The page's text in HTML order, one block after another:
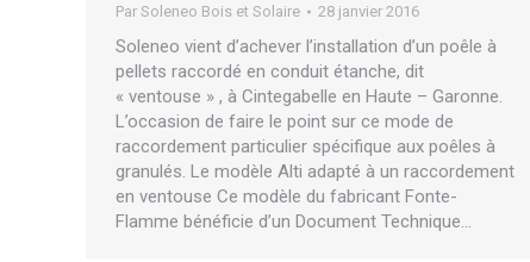
Par Soleneo Bois et Solaire 28 janvier 2016
Soleneo vient d’achever l’installation d’un poêle à
pellets raccordé en conduit étanche, dit
« ventouse » , à Cintegabelle en Haute – Garonne.
L’occasion de faire le point sur ce mode de
raccordement particulier spécifique aux poêles à
granulés. Le modèle Alti adapté à un raccordement
en ventouse Ce modèle du fabricant Fonte-
Flamme bénéficie d’un Document Technique…